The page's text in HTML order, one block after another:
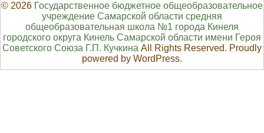
© 2026 Государственное бюджетное общеобразовательное
учреждение Самарской области средняя
общеобразовательная школа №1 города Кинеля
городского округа Кинель Самарской области имени Героя
Советского Союза Г.П. Кучкина All Rights Reserved. Proudly
powered by WordPress.